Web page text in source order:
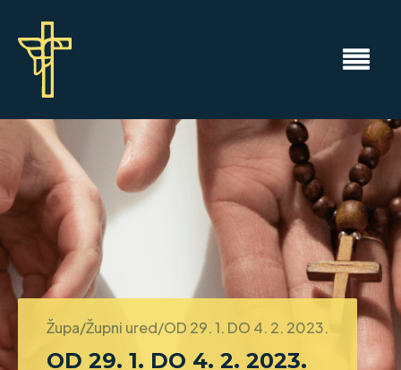
Župa/Župni ured/OD 29. 1. DO 4. 2. 2023.
OD 29. 1. DO 4. 2. 2023.